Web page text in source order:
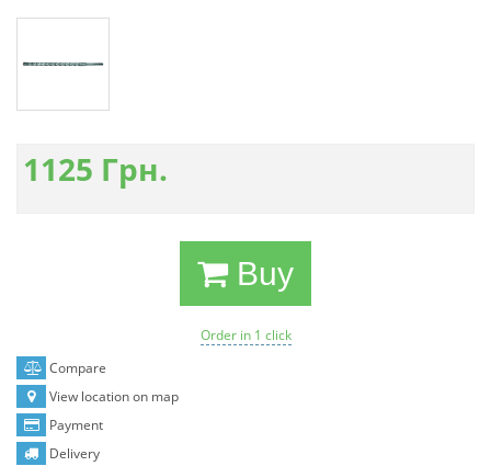
1125 Грн.
Buy
Order in 1 click
Compare
View location on map
Payment
Delivery